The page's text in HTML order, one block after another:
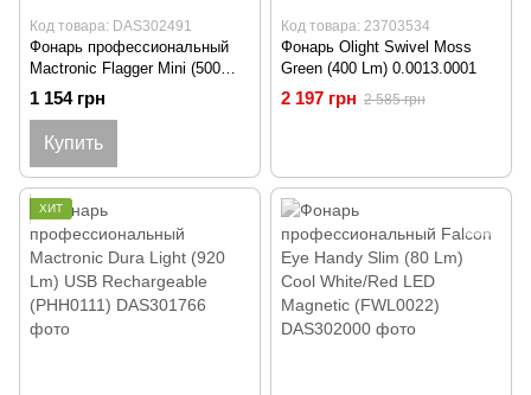
Код товара: DAS302491
Фонарь профессиональный
Mactronic Flagger Mini (500
Lm) Cool/Warm White Magnetic
Recharg Type-C (PHH0134)
1 154 грн
Купить
Код товара: 23703534
Фонарь Olight Swivel Moss
Green (400 Lm) 0.0013.0001
2 197 грн 2 585 грн
ХИТ